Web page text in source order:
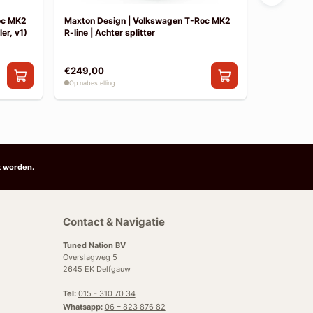
MK2
v1)
Maxton Design | Volkswagen T-Roc MK2
R-line | Achter splitter
€249,00
Op nabestelling
worden.
Contact & Navigatie
Tuned Nation BV
Overslagweg 5
2645 EK Delfgauw
Tel: 015 - 310 70 34
Whatsapp: 06 – 823 876 82